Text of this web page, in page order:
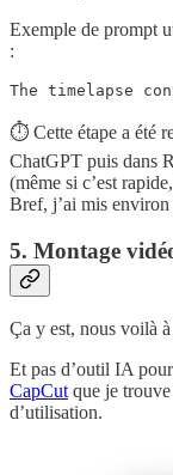
Exemple de prompt
:
The timelapse
⏱️ Cette étape a été
ChatGPT puis dans
(même si c’est
Bref, j’ai mis environ
5. Montage
Ça y est, nous voilà
Et pas d’outil IA
CapCut que je
d’utilisation.